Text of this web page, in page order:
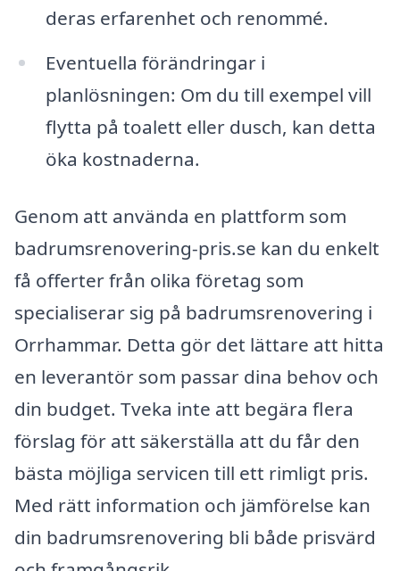
deras erfarenhet och renommé.
Eventuella förändringar i
planlösningen: Om du till exempel vill
flytta på toalett eller dusch, kan detta
öka kostnaderna.
Genom att använda en plattform som
badrumsrenovering-pris.se kan du enkelt
få offerter från olika företag som
specialiserar sig på badrumsrenovering i
Orrhammar. Detta gör det lättare att hitta
en leverantör som passar dina behov och
din budget. Tveka inte att begära flera
förslag för att säkerställa att du får den
bästa möjliga servicen till ett rimligt pris.
Med rätt information och jämförelse kan
din badrumsrenovering bli både prisvärd